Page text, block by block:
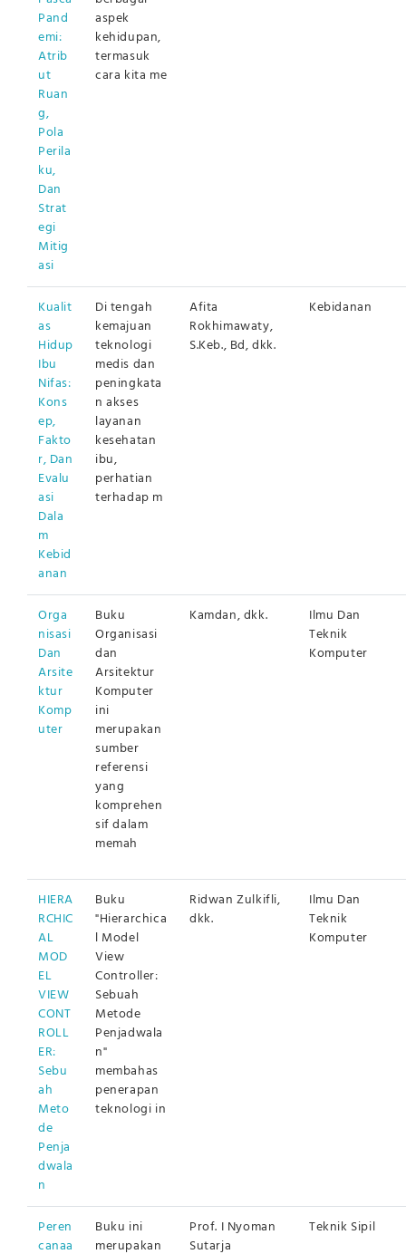
Pand
emi:
Atrib
ut
Ruan
g,
Pola
Perila
ku,
Dan
Strat
egi
Mitig
asi
aspek
kehidupan,
termasuk
cara kita me
Kualit
as
Hidup
Ibu
Nifas:
Kons
ep,
Fakto
r, Dan
Evalu
asi
Dala
m
Kebid
anan
Di tengah
kemajuan
teknologi
medis dan
peningkata
n akses
layanan
kesehatan
ibu,
perhatian
terhadap m
Afita
Rokhimawaty,
S.Keb., Bd, dkk.
Kebidanan
Orga
nisasi
Dan
Arsite
ktur
Komp
uter
Buku
Organisasi
dan
Arsitektur
Komputer
ini
merupakan
sumber
referensi
yang
komprehen
sif dalam
memah
Kamdan, dkk.
Ilmu Dan
Teknik
Komputer
HIERA
RCHIC
AL
MOD
EL
VIEW
CONT
ROLL
ER:
Sebu
ah
Meto
de
Penja
dwala
n
Buku
"Hierarchica
l Model
View
Controller:
Sebuah
Metode
Penjadwala
n"
membahas
penerapan
teknologi in
Ridwan Zulkifli,
dkk.
Ilmu Dan
Teknik
Komputer
Peren
canaa
Buku ini
merupakan
Prof. I Nyoman
Sutarja
Teknik Sipil